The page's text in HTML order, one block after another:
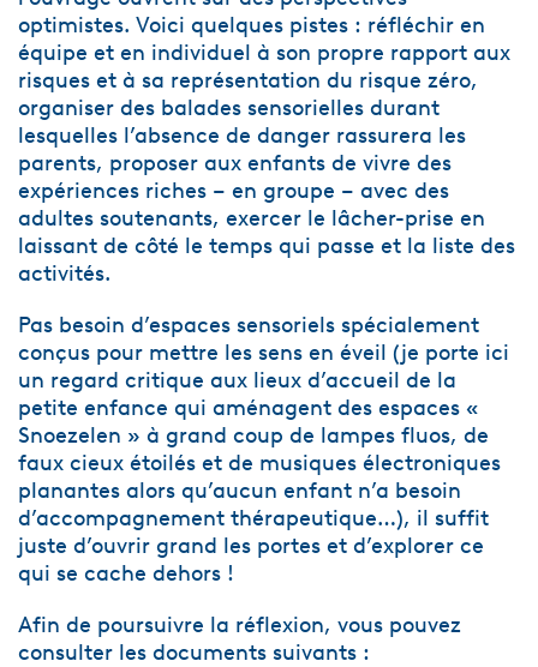
optimistes. Voici quelques pistes : réfléchir en
équipe et en individuel à son propre rapport aux
risques et à sa représentation du risque zéro,
organiser des balades sensorielles durant
lesquelles l’absence de danger rassurera les
parents, proposer aux enfants de vivre des
expériences riches – en groupe – avec des
adultes soutenants, exercer le lâcher-prise en
laissant de côté le temps qui passe et la liste des
activités.
Pas besoin d’espaces sensoriels spécialement
conçus pour mettre les sens en éveil (je porte ici
un regard critique aux lieux d’accueil de la
petite enfance qui aménagent des espaces «
Snoezelen » à grand coup de lampes fluos, de
faux cieux étoilés et de musiques électroniques
planantes alors qu’aucun enfant n’a besoin
d’accompagnement thérapeutique…), il suffit
juste d’ouvrir grand les portes et d’explorer ce
qui se cache dehors !
Afin de poursuivre la réflexion, vous pouvez
consulter les documents suivants :